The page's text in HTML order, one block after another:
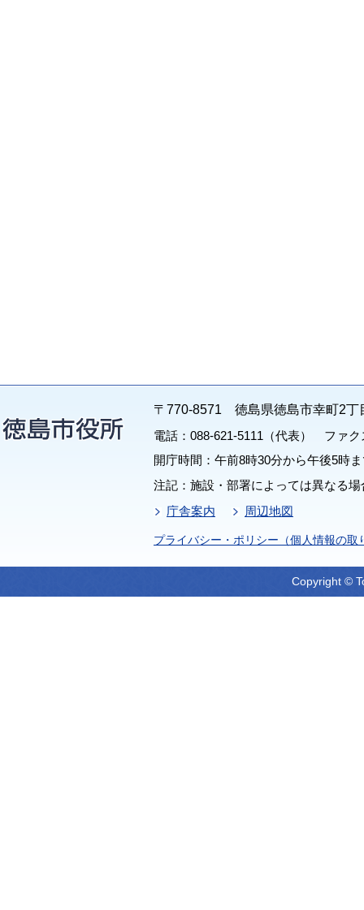
〒770-8571 徳島県徳島市幸町2丁
電話：088-621-5111（代表） ファク
開庁時間：午前8時30分から午後5時
注記：施設・部署によっては異なる
庁舎案内
周辺地図
プライバシー・ポリシー（個人情報の取
Copyright ©